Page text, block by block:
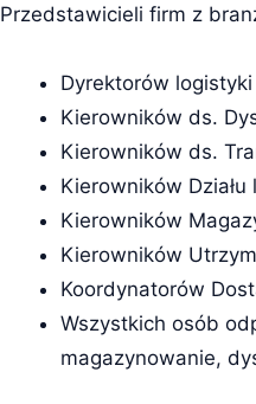
Przedstawicieli firm z
Dyrektorów logistyki
Kierowników ds.
Kierowników ds.
Kierowników
Kierowników
Kierowników
Koordynatorów
Wszystkich osób
magazynowanie,